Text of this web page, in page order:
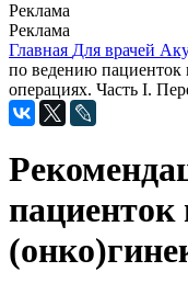
Реклама
Реклама
Главная Для врачей
по ведению пациенток
операциях. Часть I.
пациенток